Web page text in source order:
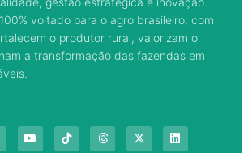
voltado para o agro brasileiro, com
o produtor rural, valorizam o
a transformação das fazendas em